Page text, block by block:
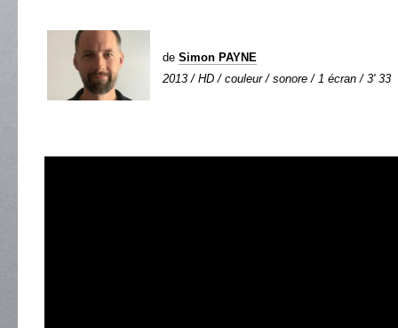
de Simon PAYNE
2013 / HD / couleur / sonore / 1 écran / 3' 33